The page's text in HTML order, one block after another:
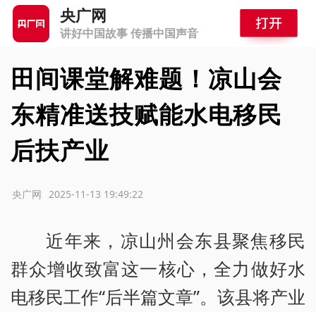
央广网
讲好中国故事 传播中国声音
田间课堂解难题！凉山会
东精准送技赋能水电移民
后扶产业
2025-11-13 19:49:22
央广网
近年来，凉山州会东县聚焦移民
群众增收致富这一核心，全力做好水
电移民工作“后半篇文章”。该县将产业